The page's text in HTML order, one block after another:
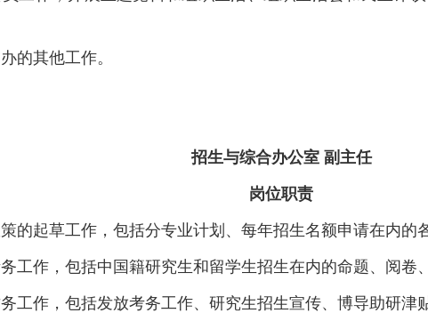
的其他工作。
招生与综合办公室 副主任
岗位职责
的起草工作，包括分专业计划、每年招生名额申请在内的
工作，包括中国籍研究生和留学生招生在内的命题、阅卷
工作，包括发放考务工作、研究生招生宣传、博导助研津